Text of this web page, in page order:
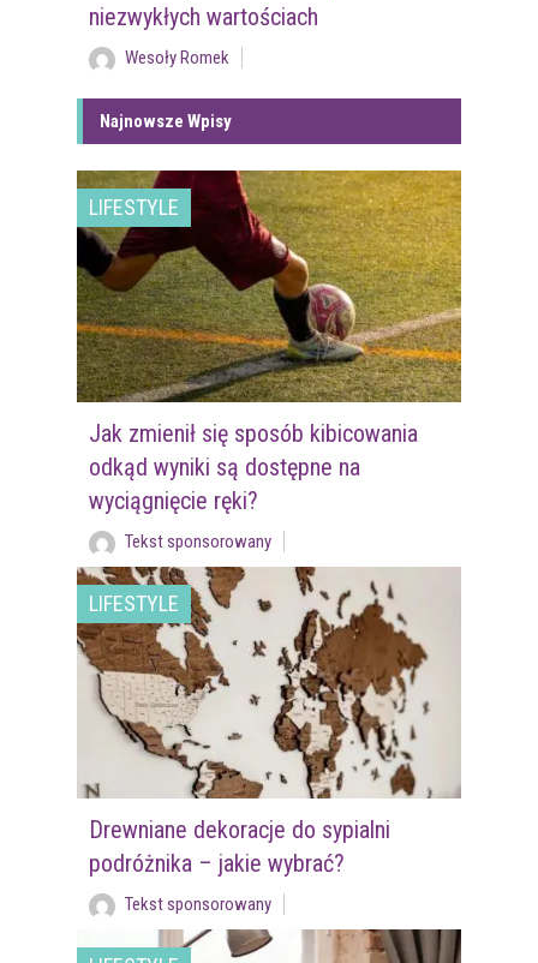
niezwykłych wartościach
Wesoły Romek
Najnowsze Wpisy
LIFESTYLE
Jak zmienił się sposób kibicowania
odkąd wyniki są dostępne na
wyciągnięcie ręki?
Tekst sponsorowany
LIFESTYLE
Drewniane dekoracje do sypialni
podróżnika – jakie wybrać?
Tekst sponsorowany